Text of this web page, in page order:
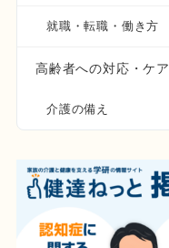
就職・転職・働き方
高齢者への対応・ケア
介護の備え